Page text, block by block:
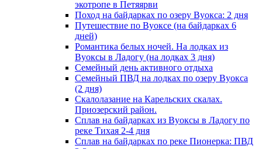
экотропе в Петяярви
Поход на байдарках по озеру Вуокса: 2 дня
Путешествие по Вуоксе (на байдарках 6
дней)
Романтика белых ночей. На лодках из
Вуоксы в Ладогу (на лодках 3 дня)
Семейный день активного отдыха
Семейный ПВД на лодках по озеру Вуокса
(2 дня)
Скалолазание на Карельских скалах.
Приозерский район.
Сплав на байдарках из Вуоксы в Ладогу по
реке Тихая 2-4 дня
Сплав на байдарках по реке Пионерка: ПВД